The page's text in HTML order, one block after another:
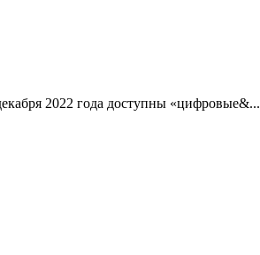
2022 года доступны «цифровые&...